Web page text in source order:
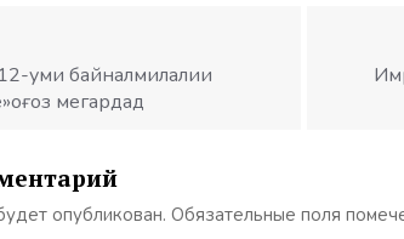
уми байналмилалии
мегардад
опубликован. Обязательные поля